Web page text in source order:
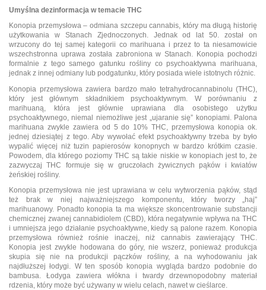
Umyślna dezinformacja w temacie THC
Konopia przemysłowa – odmiana szczepu cannabis, który ma długą historię
użytkowania w Stanach Zjednoczonych. Jednak od lat 50. został on
wrzucony do tej samej kategorii co marihuana i przez to ta niesamowicie
wszechstronna uprawa została zabroniona w Stanach. Konopia pochodzi
formalnie z tego samego gatunku rośliny co psychoaktywna marihuana,
jednak z innej odmiany lub podgatunku, który posiada wiele istotnych różnic.
Konopia przemysłowa zawiera bardzo mało tetrahydrocannabinolu (THC),
który jest głównym składnikiem psychoaktywnym. W porównaniu z
marihuaną, która jest głównie uprawiana dla osobistego użytku
psychoaktywnego, niemal niemożliwe jest „ujaranie się” konopiami. Palona
marihuana zwykle zawiera od 5 do 10% THC, przemysłowa konopia ok.
jednej dziesiątej z tego. Aby wywołać efekt psychoaktywny trzeba by było
wypalić więcej niż tuzin papierosów konopnych w bardzo krótkim czasie.
Powodem, dla którego poziomy THC są takie niskie w konopiach jest to, że
zazwyczaj THC formuje się w gruczołach żywicznych pąków i kwiatów
żeńskiej rośliny.
Konopia przemysłowa nie jest uprawiana w celu wytworzenia pąków, stąd
też brak w niej najważniejszego komponentu, który tworzy „haj”
marihuanowy. Ponadto konopia ta ma większe skoncentrowanie substancji
chemicznej zwanej cannabidiolem (CBD), która negatywnie wpływa na THC
i umniejsza jego działanie psychoaktywne, kiedy są palone razem. Konopia
przemysłowa również rośnie inaczej, niż cannabis zawierający THC.
Konopia jest zwykle hodowana do góry, nie wszerz, ponieważ produkcja
skupia się nie na produkcji pączków rośliny, a na wyhodowaniu jak
najdłuższej łodygi. W ten sposób konopia wygląda bardzo podobnie do
bambusa. Łodyga zawiera włókna i twardy drzewnopodobny materiał
rdzenia, który może być używany w wielu celach, nawet w cieślarce.